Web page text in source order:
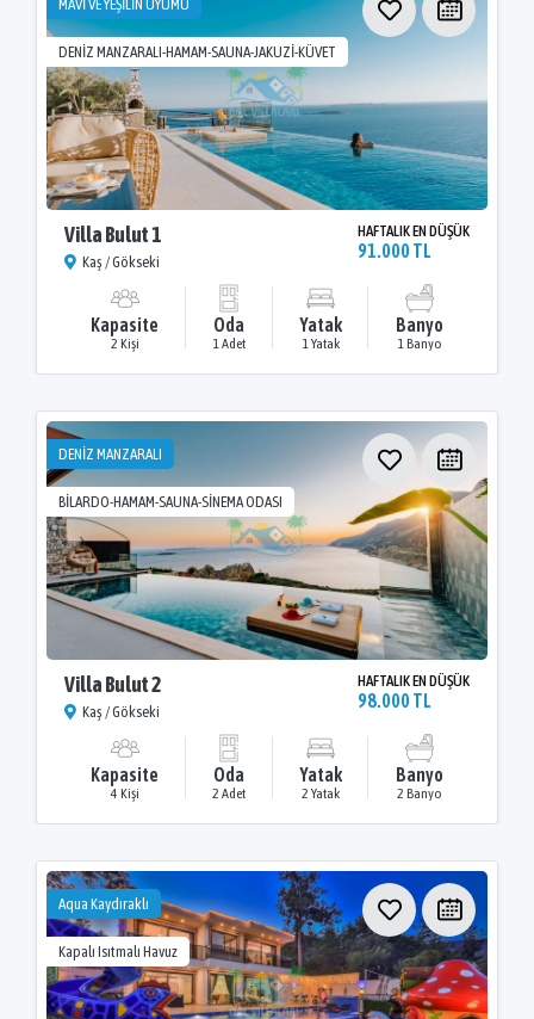
MAVİ VE YEŞİLİN UYUMU
DENİZ MANZARALI-HAMAM-SAUNA-JAKUZİ-KÜVET
Villa Bulut 1
Kaş / Gökseki
HAFTALIK EN DÜŞÜK
91.000 TL
Kapasite
2 Kişi
Oda
1 Adet
Yatak
1 Yatak
Banyo
1 Banyo
DENİZ MANZARALI
BİLARDO-HAMAM-SAUNA-SİNEMA ODASI
Villa Bulut 2
Kaş / Gökseki
HAFTALIK EN DÜŞÜK
98.000 TL
Kapasite
4 Kişi
Oda
2 Adet
Yatak
2 Yatak
Banyo
2 Banyo
Aqua Kaydıraklı
Kapalı Isıtmalı Havuz